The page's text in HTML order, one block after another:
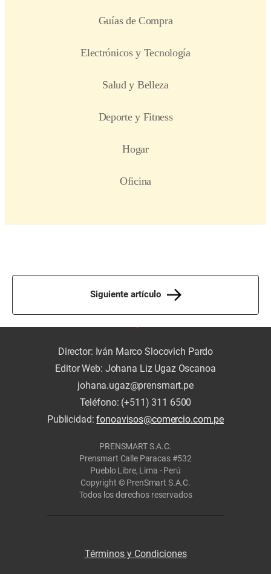
Siguiente artículo
Director: Iván Marco Slocovich Pardo
Editor Web: Johana Liz Ugaz Oscanoa
johana.ugaz@prensmart.pe
Teléfono: (+511) 311 6500
Publicidad:fonoavisos@comercio.com.pe
PRENSMART S.A.C.
Prensmart Calle Paracas #532
Pueblo Libre, Lima - Perú
Copyright © PrenSmart S.A.C.
Todos los derechos reservados
Términos y Condiciones